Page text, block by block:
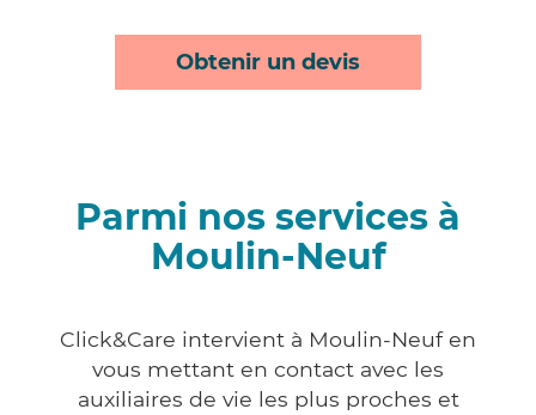
Obtenir un devis
Parmi nos services à
Moulin-Neuf
Click&Care intervient à Moulin-Neuf en
vous mettant en contact avec les
auxiliaires de vie les plus proches et